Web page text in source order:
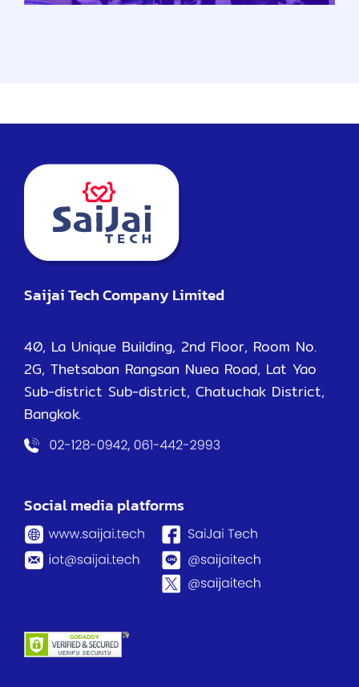
Saijai Tech Company Limited
40, La Unique Building, 2nd Floor, Room No.
2G, Thetsaban Rangsan Nuea Road, Lat Yao
Sub-district Sub-district, Chatuchak District,
Bangkok.
Social media platforms